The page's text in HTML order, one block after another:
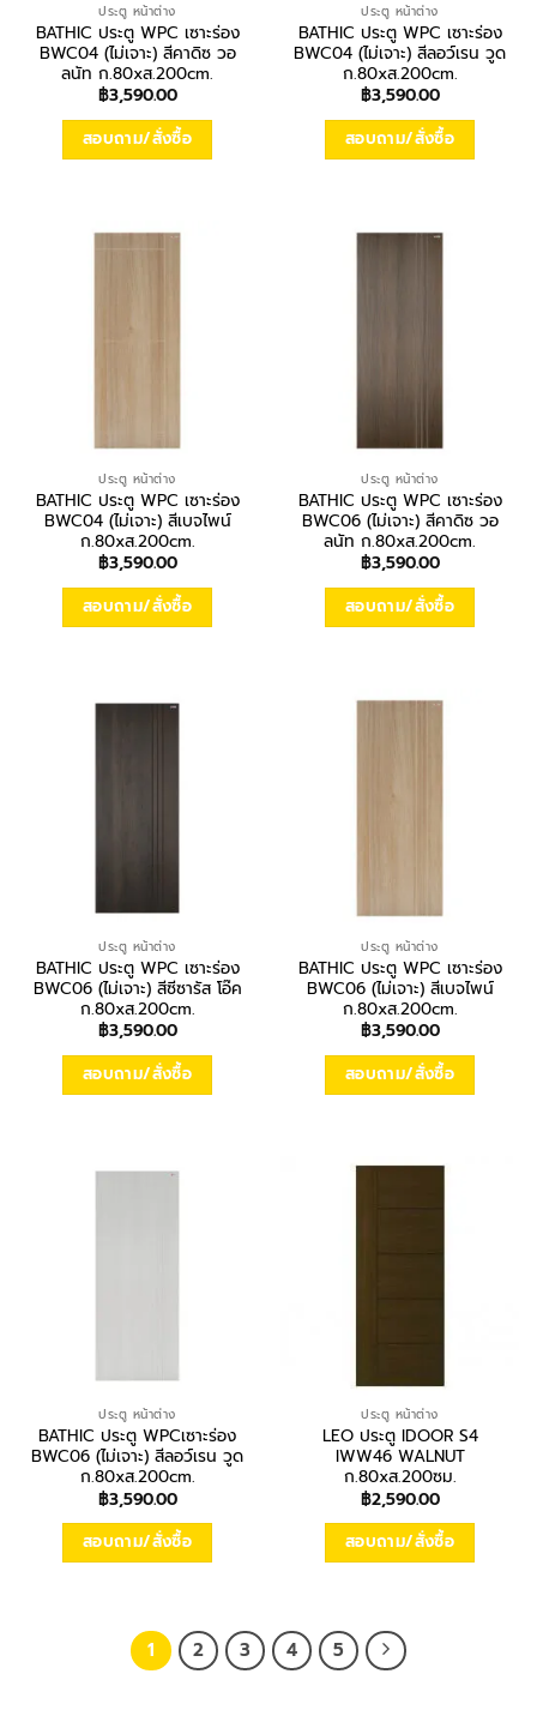
ประตู หน้าต่าง
BATHIC ประตู WPC เซาะร่อง
BWC04 (ไม่เจาะ) สีคาดิซ วอ
ลนัท ก.80xส.200cm.
฿3,590.00
สอบถาม/สั่งซื้อ
ประตู หน้าต่าง
BATHIC ประตู WPC เซาะร่อง
BWC04 (ไม่เจาะ) สีลอว์เรน วูด
ก.80xส.200cm.
฿3,590.00
สอบถาม/สั่งซื้อ
ประตู หน้าต่าง
BATHIC ประตู WPC เซาะร่อง
BWC04 (ไม่เจาะ) สีเบจไพน์
ก.80xส.200cm.
฿3,590.00
สอบถาม/สั่งซื้อ
ประตู หน้าต่าง
BATHIC ประตู WPC เซาะร่อง
BWC06 (ไม่เจาะ) สีคาดิซ วอ
ลนัท ก.80xส.200cm.
฿3,590.00
สอบถาม/สั่งซื้อ
ประตู หน้าต่าง
BATHIC ประตู WPC เซาะร่อง
BWC06 (ไม่เจาะ) สีซีซารัส โอ๊ค
ก.80xส.200cm.
฿3,590.00
สอบถาม/สั่งซื้อ
ประตู หน้าต่าง
BATHIC ประตู WPC เซาะร่อง
BWC06 (ไม่เจาะ) สีเบจไพน์
ก.80xส.200cm.
฿3,590.00
สอบถาม/สั่งซื้อ
ประตู หน้าต่าง
BATHIC ประตู WPCเซาะร่อง
BWC06 (ไม่เจาะ) สีลอว์เรน วูด
ก.80xส.200cm.
฿3,590.00
สอบถาม/สั่งซื้อ
ประตู หน้าต่าง
LEO ประตู IDOOR S4
IWW46 WALNUT
ก.80xส.200ซม.
฿2,590.00
สอบถาม/สั่งซื้อ
1 2 3 4 5